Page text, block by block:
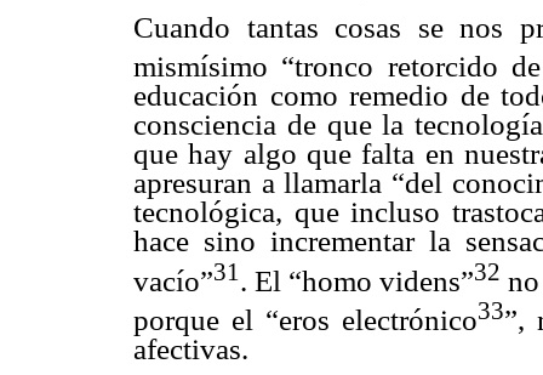
Cuando tantas cosas se nos
mismísimo “tronco retorcido
educación como remedio de
consciencia de que la
que hay algo que falta en
apresuran a llamarla “del
tecnológica, que incluso
hace sino incrementar la
vacío”31 . El “homo videns”32
porque el “eros electrónico33”,
afectivas.